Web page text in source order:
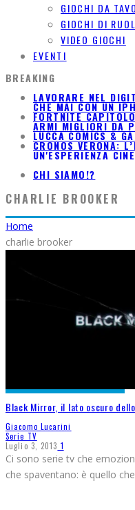
GIOCHI DA
GIOCHI DI
VIDEO GIOCHI
EVENTI
BREAKING
LAVORARE NEL
CHE MAI CON UN
FORTNITE
ARMI MIGLIORI DA
LUCCA COMICS &
CRONOS VERONA:
UN'ESPERIENZA
CHI SIAMO!?
CHARLIE BROOKER
Home
charlie brooker
Black Mirror, il lato oscuro
Giacomo Lucarini
Serie TV
Luglio 3, 2013 1
Ci sono serie tv che
che spaventano: è quello